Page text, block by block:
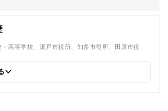
高等学校、瀬戸市役所、知多市役所、田原市役